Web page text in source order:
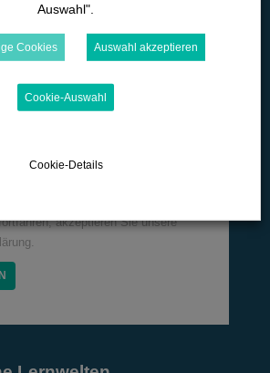
akzeptieren Sie unsere
Auswahl".
Cookies Auswahl akzeptieren
Cookie-Auswahl
Cookie-Details